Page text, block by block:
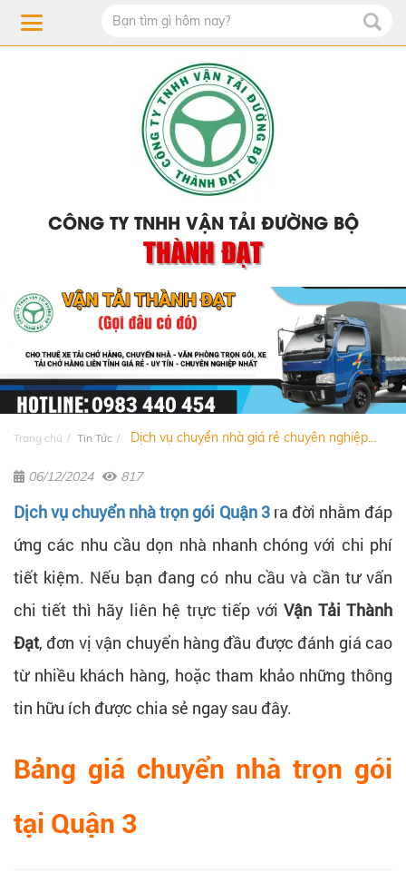
CÔNG TY TNHH VẬN TẢI ĐƯỜNG BỘ
THÀNH ĐẠT
Trang chủ Tin Tức Dịch vụ chuyển nhà giá rẻ chuyên nghiệp...
06/12/2024 817
Dịch vụ chuyển nhà trọn gói Quận 3ra đời nhằm đáp
ứng các nhu cầu dọn nhà nhanh chóng với chi phí
tiết kiệm. Nếu bạn đang có nhu cầu và cần tư vấn
chi tiết thì hãy liên hệ trực tiếp vớiVận Tải Thành
Đạt, đơn vị vận chuyển hàng đầu được đánh giá cao
từ nhiều khách hàng, hoặc tham khảo những thông
tin hữu ích được chia sẻ ngay sau đây.
Bảng giá chuyển nhà trọn gói
tại Quận 3